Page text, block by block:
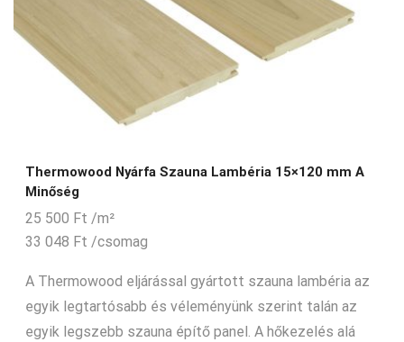
Thermowood Nyárfa Szauna Lambéria 15×120 mm A
Minőség
25 500 Ft /m²
33 048 Ft /csomag
A Thermowood eljárással gyártott szauna lambéria az
egyik legtartósabb és véleményünk szerint talán az
egyik legszebb szauna építő panel. A hőkezelés alá